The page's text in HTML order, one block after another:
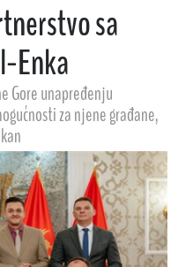
sa
Enka
Gore unapređenju
za njene građane,